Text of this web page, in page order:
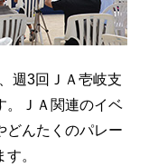
週3回ＪＡ壱岐支
。ＪＡ関連のイベ
どんたくのパレー
。